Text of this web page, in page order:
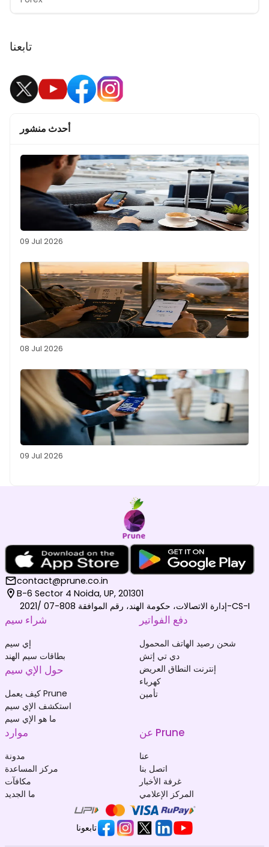
تابعنا
أحدث منشور
09 Jul 2026
08 Jul 2026
09 Jul 2026
contact@prune.co.in
B-6 Sector 4 Noida, UP, 201301
إدارة الاتصالات، حكومة الهند، رقم الموافقة 808-07 /2021-CS-I
شراء سيم
إي سيم
بطاقات سيم الهند
حول الإي سيم
كيف يعمل Prune
استكشف الإي سيم
ما هو الإي سيم
دفع الفواتير
شحن رصيد الهاتف المحمول
دي تي إتش
إنترنت النطاق العريض
كهرباء
تأمين
موارد
مدونة
مركز المساعدة
مكافآت
ما الجديد
عن Prune
عنا
اتصل بنا
غرفة الأخبار
المركز الإعلامي
تابعونا